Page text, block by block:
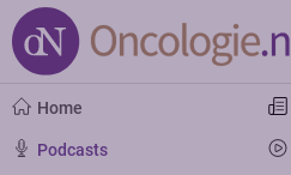
Home
Podcasts